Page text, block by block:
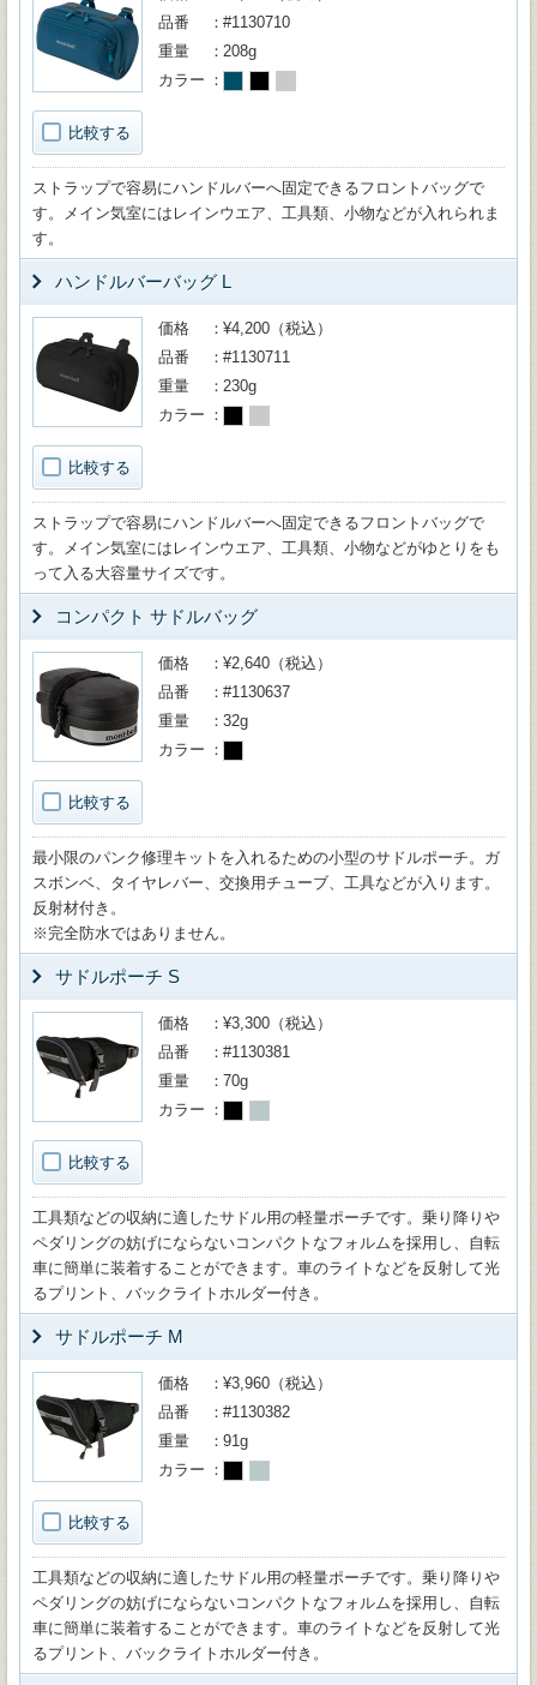
比較する
品番
#1130710
重量
208g
カラー
ストラップで容易にハンドルバーへ固定できるフロントバッグで
す。メイン気室にはレインウエア、工具類、小物などが入れられま
す。
ハンドルバーバッグ L
比較する
価格
¥4,200（税込）
品番
#1130711
重量
230g
カラー
ストラップで容易にハンドルバーへ固定できるフロントバッグで
す。メイン気室にはレインウエア、工具類、小物などがゆとりをも
って入る大容量サイズです。
コンパクト サドルバッグ
比較する
価格
¥2,640（税込）
品番
#1130637
重量
32g
カラー
最小限のパンク修理キットを入れるための小型のサドルポーチ。ガ
スボンベ、タイヤレバー、交換用チューブ、工具などが入ります。
反射材付き。
※完全防水ではありません。
サドルポーチ S
比較する
価格
¥3,300（税込）
品番
#1130381
重量
70g
カラー
工具類などの収納に適したサドル用の軽量ポーチです。乗り降りや
ペダリングの妨げにならないコンパクトなフォルムを採用し、自転
車に簡単に装着することができます。車のライトなどを反射して光
るプリント、バックライトホルダー付き。
サドルポーチ M
比較する
価格
¥3,960（税込）
品番
#1130382
重量
91g
カラー
工具類などの収納に適したサドル用の軽量ポーチです。乗り降りや
ペダリングの妨げにならないコンパクトなフォルムを採用し、自転
車に簡単に装着することができます。車のライトなどを反射して光
るプリント、バックライトホルダー付き。